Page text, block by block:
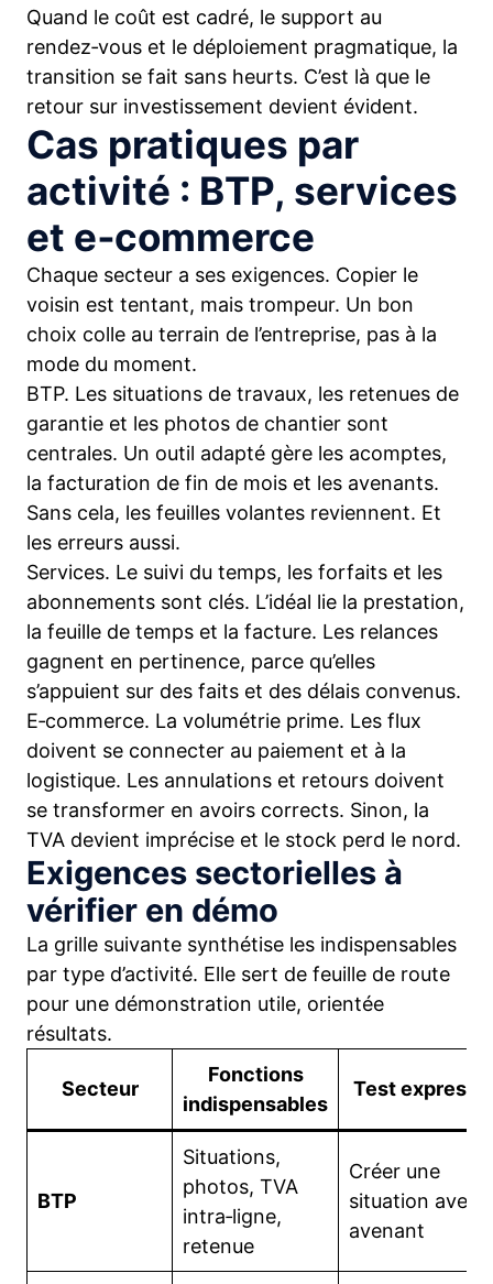
Quand le coût est cadré, le support au
rendez‑vous et le déploiement pragmatique, la
transition se fait sans heurts. C’est là que le
retour sur investissement devient évident.
Cas pratiques par
activité : BTP, services
et e‑commerce
Chaque secteur a ses exigences. Copier le
voisin est tentant, mais trompeur. Un bon
choix colle au terrain de l’entreprise, pas à la
mode du moment.
BTP. Les situations de travaux, les retenues de
garantie et les photos de chantier sont
centrales. Un outil adapté gère les acomptes,
la facturation de fin de mois et les avenants.
Sans cela, les feuilles volantes reviennent. Et
les erreurs aussi.
Services. Le suivi du temps, les forfaits et les
abonnements sont clés. L’idéal lie la prestation,
la feuille de temps et la facture. Les relances
gagnent en pertinence, parce qu’elles
s’appuient sur des faits et des délais convenus.
E‑commerce. La volumétrie prime. Les flux
doivent se connecter au paiement et à la
logistique. Les annulations et retours doivent
se transformer en avoirs corrects. Sinon, la
TVA devient imprécise et le stock perd le nord.
Exigences sectorielles à
vérifier en démo
La grille suivante synthétise les indispensables
par type d’activité. Elle sert de feuille de route
pour une démonstration utile, orientée
résultats.
Secteur
Fonctions
indispensables
Test express
BTP
Situations,
photos, TVA
intra‑ligne,
retenue
Créer une
situation avec
avenant